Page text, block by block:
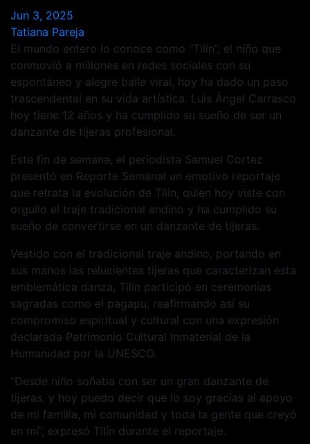
Jun 3, 2025
Tatiana Pareja
El mundo entero lo conoce como “Tilín”, el niño que
conmovió a millones en redes sociales con su
espontáneo y alegre baile viral, hoy ha dado un paso
trascendental en su vida artística. Luis Ángel Carrasco
hoy tiene 12 años y ha cumplido su sueño de ser un
danzante de tijeras profesional.
Este fin de semana, el periodista Samuel Cortez
presentó en Reporte Semanal un emotivo reportaje
que retrata la evolución de Tilín, quien hoy viste con
orgullo el traje tradicional andino y ha cumplido su
sueño de convertirse en un danzante de tijeras.
Vestido con el tradicional traje andino, portando en
sus manos las relucientes tijeras que caracterizan esta
emblemática danza, Tilín participó en ceremonias
sagradas como el pagapu, reafirmando así su
compromiso espiritual y cultural con una expresión
declarada Patrimonio Cultural Inmaterial de la
Humanidad por la UNESCO.
“Desde niño soñaba con ser un gran danzante de
tijeras, y hoy puedo decir que lo soy gracias al apoyo
de mi familia, mi comunidad y toda la gente que creyó
en mí”, expresó Tilín durante el reportaje.